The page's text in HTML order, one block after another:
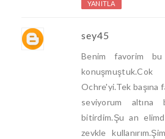
YANITLA
sey45
Benim favorim
Ochre'yi.Tek başına
seviyorum
bitirdim.Şu an
zevkle